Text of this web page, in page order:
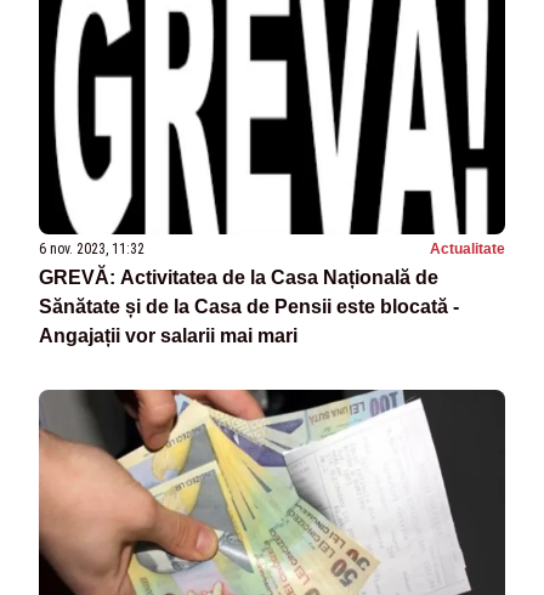
6 nov. 2023, 11:32 Actualitate
GREVĂ: Activitatea de la Casa Națională de
Sănătate și de la Casa de Pensii este blocată -
Angajații vor salarii mai mari